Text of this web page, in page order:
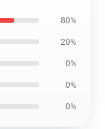
80%
20%
0%
0%
0%